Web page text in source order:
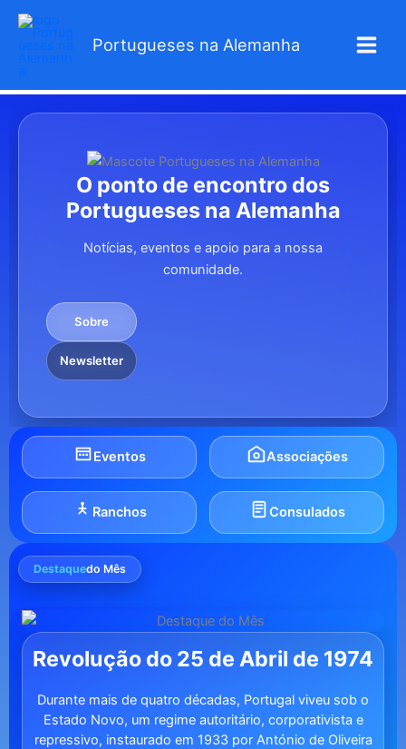
Skip
content
Portugueses na Alemanha
O ponto de encontro dos
Portugueses na Alemanha
Notícias, eventos e apoio para a nossa
comunidade.
Sobre
Newsletter
Eventos Associações
Ranchos Consulados
Destaquedo Mês
Revolução do 25 de Abril de 1974
Durante mais de quatro décadas, Portugal viveu sob o
Estado Novo, um regime autoritário, corporativista e
repressivo, instaurado em 1933 por António de Oliveira